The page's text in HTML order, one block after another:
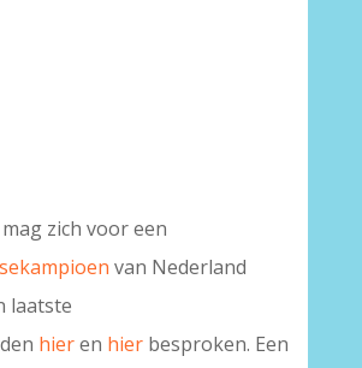
zich voor een
van Nederland
laatste
hieren hierbesproken. Een